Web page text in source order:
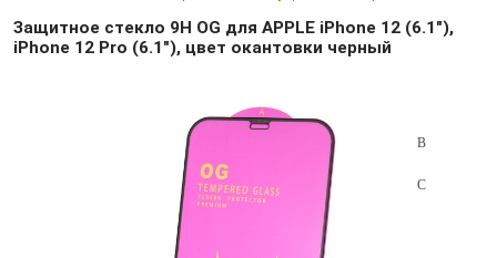
Защитное стекло 9H OG для APPLE iPhone 12 (6.1"),
iPhone 12 Pro (6.1"), цвет окантовки черный